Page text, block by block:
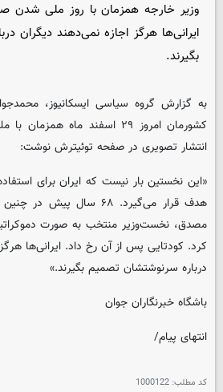
وزیر خارجه همزمان با روز ملی شدن
ایرانی‌ها هرگز اجازه نمی‌دهند دیگران
بگیرند.
به گزارش گروه سیاسی ایسکانیوز،
کشورمان امروز ۲۹ اسفند ماه
انتشار تصویری در صفحه توئیترش نوشت:
«این نخستین بار نیست که ایران برای
هدف قرار می‌گیرد. ۶۸
مصدق، نخست‌وزیر منتخب به صورت
کرد. کودتایی پس از آن رخ داد. ایرانی‌ها
درباره سرنوشتشان تصمیم بگیرند.»
باشگاه خبرنگاران جوان
انتهای پیام/
کد مطلب: 1000122